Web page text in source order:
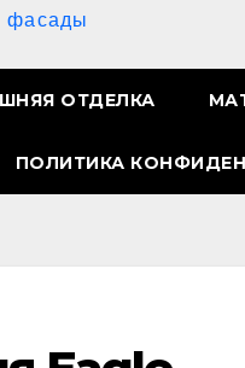
фасады
ОТДЕЛКА
ПОЛИТИКА